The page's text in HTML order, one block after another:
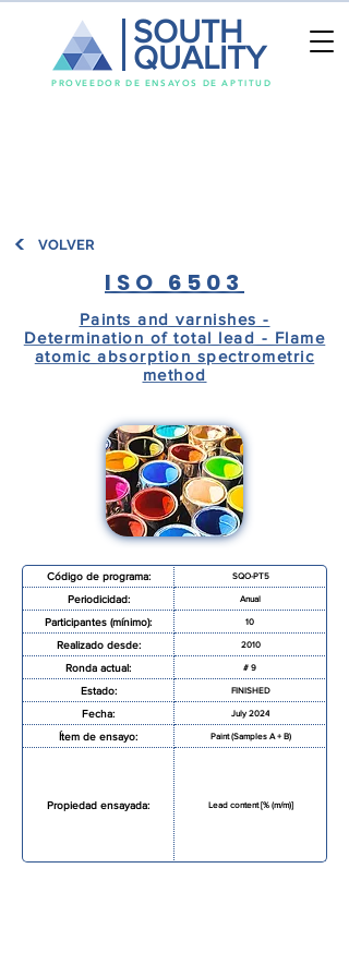
PROVEEDOR DE ENSAYOS DE APTITUD
SOUTH
QUALITY
VOLVER
ISO 6503
Paints and varnishes -
Determination of total lead - Flame
atomic absorption spectrometric
method
Código de programa: SQO-PT5
Periodicidad: Anual
Participantes (mínimo): 10
Realizado desde: 2010
Ronda actual: # 9
Estado: FINISHED
Fecha: July 2024
Ítem de ensayo: Paint (Samples A + B)
Propiedad ensayada: Lead content [% (m/m)]